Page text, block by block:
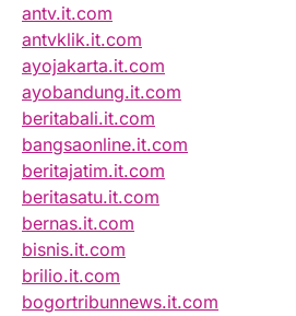
antv.it.com
antvklik.it.com
ayojakarta.it.com
ayobandung.it.com
beritabali.it.com
bangsaonline.it.com
beritajatim.it.com
beritasatu.it.com
bernas.it.com
bisnis.it.com
brilio.it.com
bogortribunnews.it.com